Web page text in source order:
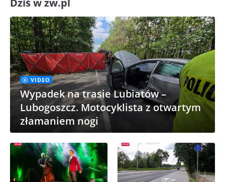
Dziś w zw.pl
VIDEO
Wypadek na trasie Lubiatów –
Lubogoszcz. Motocyklista z otwartym
złamaniem nogi